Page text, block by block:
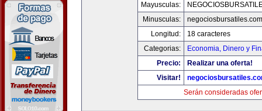
Mayusculas:
Minusculas:
negociosbursatiles.com
Longitud:
18 caracteres
Categorias:
Economia, Dinero y
Precio:
Realizar una oferta!
Visitar!
Serán consideradas